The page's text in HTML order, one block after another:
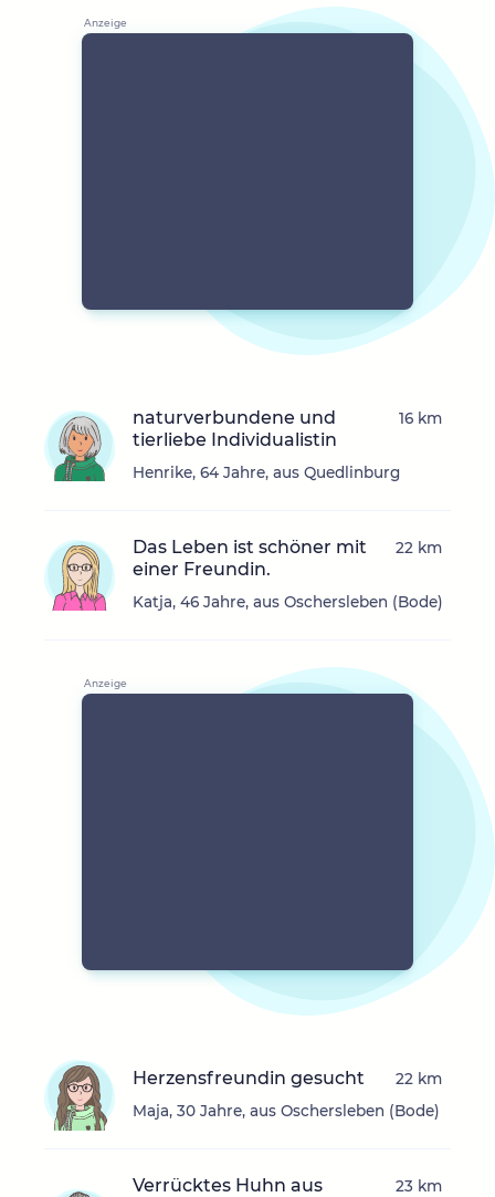
naturverbundene und
tierliebe Individualistin
Henrike, 64 Jahre, aus Quedlinburg
16 km
Das Leben ist schöner mit
einer Freundin.
Katja, 46 Jahre, aus Oschersleben (Bode)
22 km
Herzensfreundin gesucht
Maja, 30 Jahre, aus Oschersleben (Bode)
22 km
Verrücktes Huhn aus 23 km